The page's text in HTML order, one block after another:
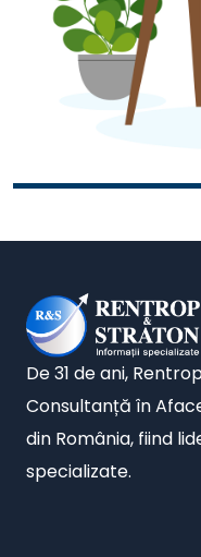
De 31 de ani,
Consultanță în
din România, fiind
specializate.